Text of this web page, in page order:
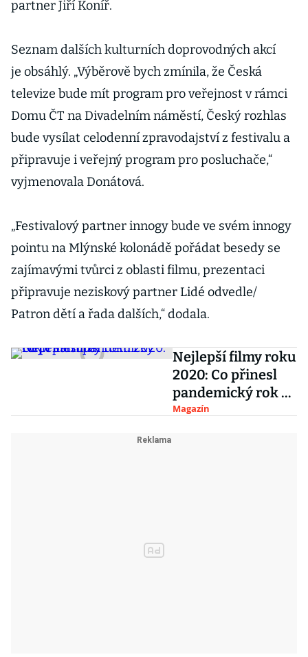
partner Jiří Koníř.
Seznam dalších kulturních doprovodných akcí
je obsáhlý. „Výběrově bych zmínila, že Česká
televize bude mít program pro veřejnost v rámci
Domu ČT na Divadelním náměstí, Český rozhlas
bude vysílat celodenní zpravodajství z festivalu a
připravuje i veřejný program pro posluchače,“
vyjmenovala Donátová.
„Festivalový partner innogy bude ve svém innogy
pointu na Mlýnské kolonádě pořádat besedy se
zajímavými tvůrci z oblasti filmu, prezentaci
připravuje neziskový partner Lidé odvedle/
Patron dětí a řada dalších,“ dodala.
Nejlepší filmy roku
2020: Co přinesl
pandemický rok v
kultuře?
Magazín